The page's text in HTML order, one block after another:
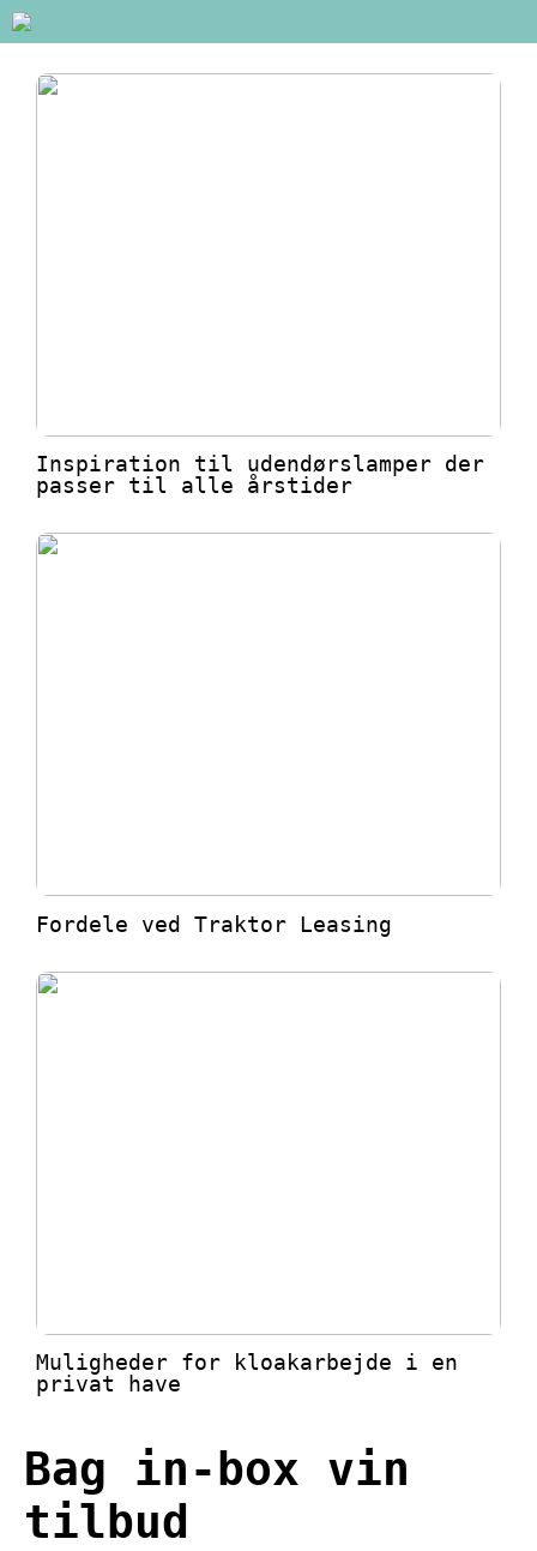
Inspiration til udendørslamper der
passer til alle årstider
Fordele ved Traktor Leasing
Muligheder for kloakarbejde i en
privat have
Bag in-box vin
tilbud